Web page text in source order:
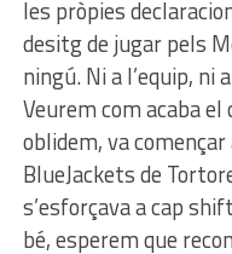
les pròpies
desitg de jugar pels
ningú. Ni a l’equip, ni
Veurem com acaba el
oblidem, va
BlueJackets de
s’esforçava a cap
bé, esperem que